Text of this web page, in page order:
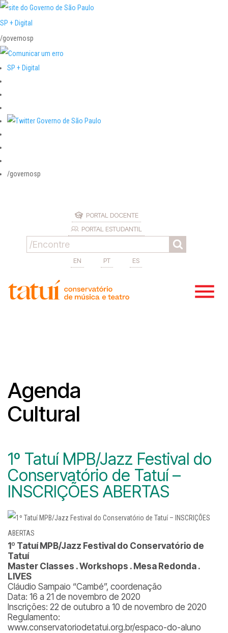
SP + Digital
/governosp
SP + Digital
/governosp
PORTAL DOCENTE
PORTAL ESTUDANTIL
EN PT ES
Agenda
Cultural
1º Tatuí MPB/Jazz Festival do
Conservatório de Tatuí –
INSCRIÇÕES ABERTAS
1º Tatuí MPB/Jazz Festival do Conservatório de
Tatuí
Master Classes . Workshops . Mesa Redonda .
LIVES
Cláudio Sampaio “Cambé”, coordenação
Data: 16 a 21 de novembro de 2020
Inscrições: 22 de outubro a 10 de novembro de 2020
Regulamento:
www.conservatoriodetatui.org.br/espaco-do-aluno